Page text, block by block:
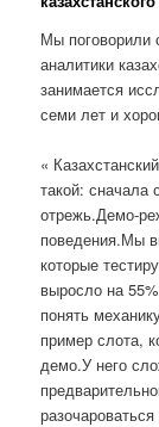
Мы поговорили
аналитики
занимается
семи лет и
«
такой: сначала
отрежь.Демо-
поведения.Мы
которые
выросло на
понять
пример слота,
демо.У него
разочароваться